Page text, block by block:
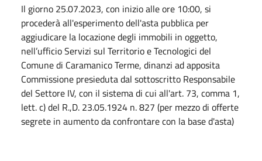
Il giorno 25.07.2023, con inizio alle ore 10:00, si
procederà all'esperimento dell'asta pubblica per
aggiudicare la locazione degli immobili in oggetto,
nell’ufficio Servizi sul Territorio e Tecnologici del
Comune di Caramanico Terme, dinanzi ad apposita
Commissione presieduta dal sottoscritto Responsabile
del Settore IV, con il sistema di cui all'art. 73, comma 1,
lett. c) del R.,D. 23.05.1924 n. 827 (per mezzo di offerte
segrete in aumento da confrontare con la base d'asta)